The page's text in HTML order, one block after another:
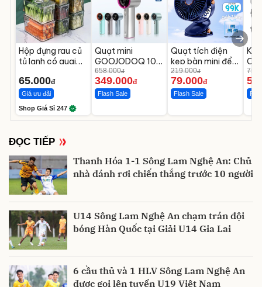
Hộp đựng rau củ
tủ lạnh có quai
bảo quản thực
phẩm
65.000đ
Giá ưu đãi
Shop Giá Sỉ 247
Quạt mini
GOOJODOQ 100
tốc độ gió cầm
tay
658.000đ
349.000đ
Flash Sale
Quạt tích điện
kẹp bàn mini để
bàn
219.000đ
79.000đ
Flash Sale
UV
ĐỌC TIẾP
Thanh Hóa 1-1 Sông Lam Nghệ An: Chủ
nhà đánh rơi chiến thắng trước 10 người
U14 Sông Lam Nghệ An chạm trán đội
bóng Hàn Quốc tại Giải U14 Gia Lai
6 cầu thủ và 1 HLV Sông Lam Nghệ An
được gọi lên tuyển U19 Việt Nam